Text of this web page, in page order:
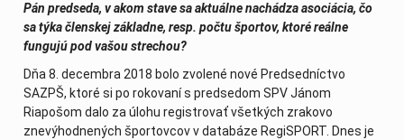
Pán predseda, v akom stave sa aktuálne nachádza asociácia, čo
sa týka členskej základne, resp. počtu športov, ktoré reálne
fungujú pod vašou strechou?
Dňa 8. decembra 2018 bolo zvolené nové Predsedníctvo
SAZPŠ, ktoré si po rokovaní s predsedom SPV Jánom
Riapošom dalo za úlohu registrovať všetkých zrakovo
znevýhodnených športovcov v databáze RegiSPORT. Dnes je